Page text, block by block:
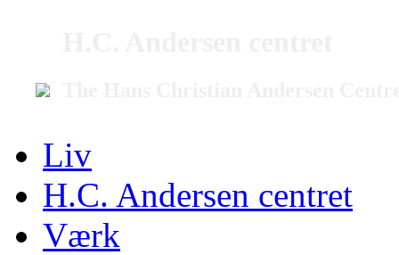
Liv
H.C. Andersen centret
Værk